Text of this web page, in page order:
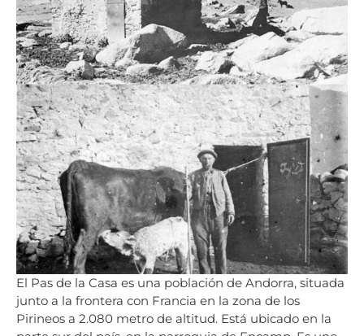
El Pas de la Casa es una población de Andorra, situada
junto a la frontera con Francia en la zona de los
Pirineos a 2.080 metro de altitud. Está ubicado en la